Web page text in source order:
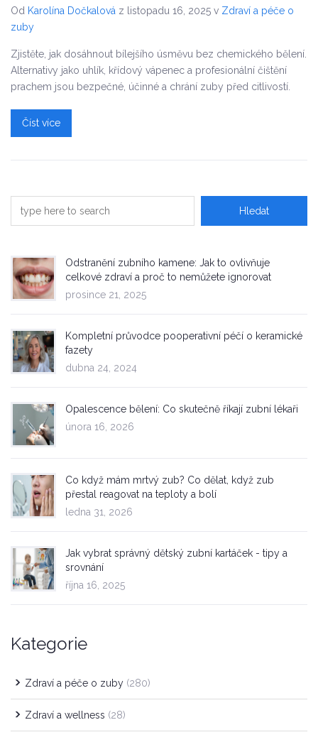
Od Karolína Dočkalová z listopadu 16, 2025 v Zdraví a péče o
zuby
Zjistěte, jak dosáhnout bílejšího úsměvu bez chemického bělení.
Alternativy jako uhlík, křídový vápenec a profesionální čištění
prachem jsou bezpečné, účinné a chrání zuby před citlivostí.
Číst více
Odstranění zubního kamene: Jak to ovlivňuje
celkové zdraví a proč to nemůžete ignorovat
prosince 21, 2025
Kompletní průvodce pooperativní péčí o keramické
fazety
dubna 24, 2024
Opalescence bělení: Co skutečně říkají zubní lékaři
února 16, 2026
Co když mám mrtvý zub? Co dělat, když zub
přestal reagovat na teploty a bolí
ledna 31, 2026
Jak vybrat správný dětský zubní kartáček - tipy a
srovnání
října 16, 2025
Kategorie
Zdraví a péče o zuby (280)
Zdraví a wellness (28)